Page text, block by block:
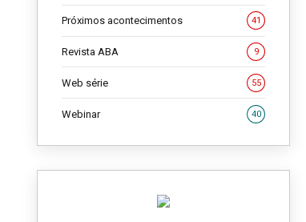
Próximos acontecimentos 41
Revista ABA 9
Web série 55
Webinar 40